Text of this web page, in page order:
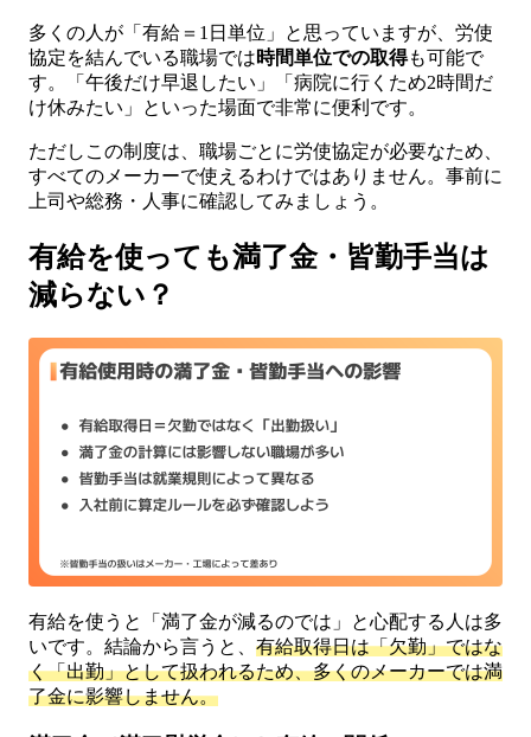
多くの人が「有給＝1日単位」と思っていますが、労使
協定を結んでいる職場では時間単位での取得も可能で
す。「午後だけ早退したい」「病院に行くため2時間だ
け休みたい」といった場面で非常に便利です。
ただしこの制度は、職場ごとに労使協定が必要なため、
すべてのメーカーで使えるわけではありません。事前に
上司や総務・人事に確認してみましょう。
有給を使っても満了金・皆勤手当は
減らない？
有給を使うと「満了金が減るのでは」と心配する人は多
いです。結論から言うと、 有給取得日は「欠勤」ではな
く「出勤」として扱われるため、多くのメーカーでは満
了金に影響しません。